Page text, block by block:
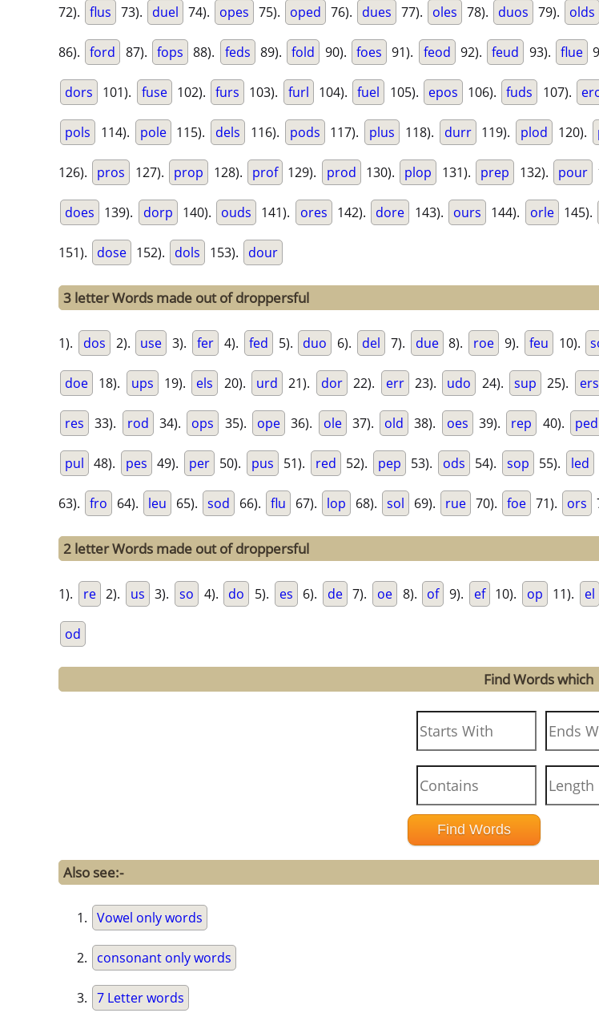
72). flus 73). duel 74). opes 75). oped 76). dues 77). oles 78). duos 79). olds
86). ford 87). fops 88). feds 89). fold 90). foes 91). feod 92). feud 93). flue
dors 101). fuse 102). furs 103). furl 104). fuel 105). epos 106). fuds 107).
pols 114). pole 115). dels 116). pods 117). plus 118). durr 119). plod 120).
126). pros 127). prop 128). prof 129). prod 130). plop 131). prep 132). pour
does 139). dorp 140). ouds 141). ores 142). dore 143). ours 144). orle 145).
151). dose 152). dols 153). dour
3 letter Words made out of droppersful
1). dos 2). use 3). fer 4). fed 5). duo 6). del 7). due 8). roe 9). feu 10).
doe 18). ups 19). els 20). urd 21). dor 22). err 23). udo 24). sup 25). ers
res 33). rod 34). ops 35). ope 36). ole 37). old 38). oes 39). rep 40). ped
pul 48). pes 49). per 50). pus 51). red 52). pep 53). ods 54). sop 55). led
63). fro 64). leu 65). sod 66). flu 67). lop 68). sol 69). rue 70). foe 71). ors
2 letter Words made out of droppersful
1). re 2). us 3). so 4). do 5). es 6). de 7). oe 8). of 9). ef 10). op 11). el
od
Find Words which
Also see:-
Vowel only words
consonant only words
7 Letter words